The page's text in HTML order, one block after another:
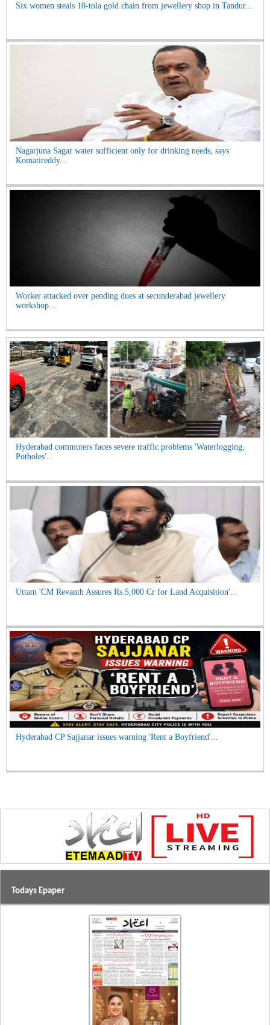
Six women steals 10-tola gold chain from jewellery shop in Tandur...
Nagarjuna Sagar water sufficient only for drinking needs, says
Komatireddy...
Worker attacked over pending dues at secunderabad jewellery
workshop...
Hyderabad commuters faces severe traffic problems 'Waterlogging,
Potholes'...
Uttam 'CM Revanth Assures Rs.5,000 Cr for Land Acquisition'...
Hyderabad CP Sajjanar issues warning 'Rent a Boyfriend'...
Todays Epaper